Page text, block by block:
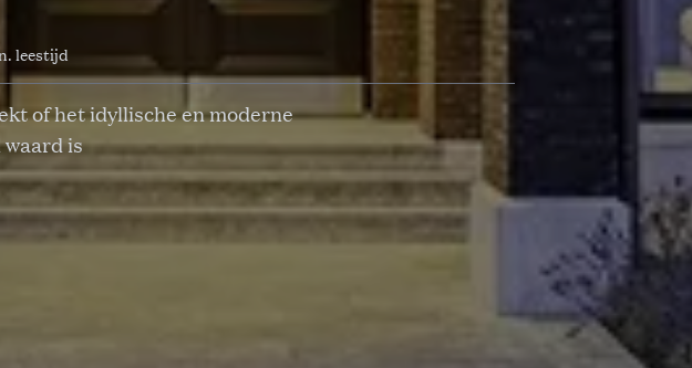
leestijd
of het idyllische en moderne
is